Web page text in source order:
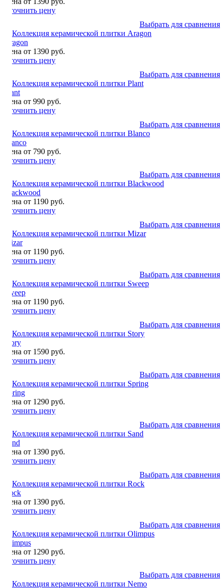
Уточнить цену
Выбрать для сравнения
Aragon
Цена от 1390 руб.
Уточнить цену
Выбрать для сравнения
Plant
Цена от 990 руб.
Уточнить цену
Выбрать для сравнения
Blanco
Цена от 790 руб.
Уточнить цену
Выбрать для сравнения
Blackwood
Цена от 1190 руб.
Уточнить цену
Выбрать для сравнения
Mizar
Цена от 1190 руб.
Уточнить цену
Выбрать для сравнения
Sweep
Цена от 1190 руб.
Уточнить цену
Выбрать для сравнения
Story
Цена от 1590 руб.
Уточнить цену
Выбрать для сравнения
Spring
Цена от 1290 руб.
Уточнить цену
Выбрать для сравнения
Sand
Цена от 1390 руб.
Уточнить цену
Выбрать для сравнения
Rock
Цена от 1390 руб.
Уточнить цену
Выбрать для сравнения
Olimpus
Цена от 1290 руб.
Уточнить цену
Выбрать для сравнения